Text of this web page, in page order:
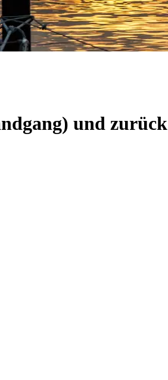
und zurück